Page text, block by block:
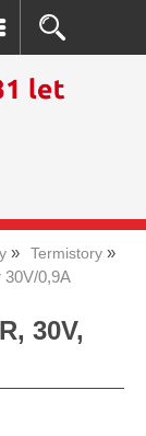
Termistory
30V/0,9A
30V,